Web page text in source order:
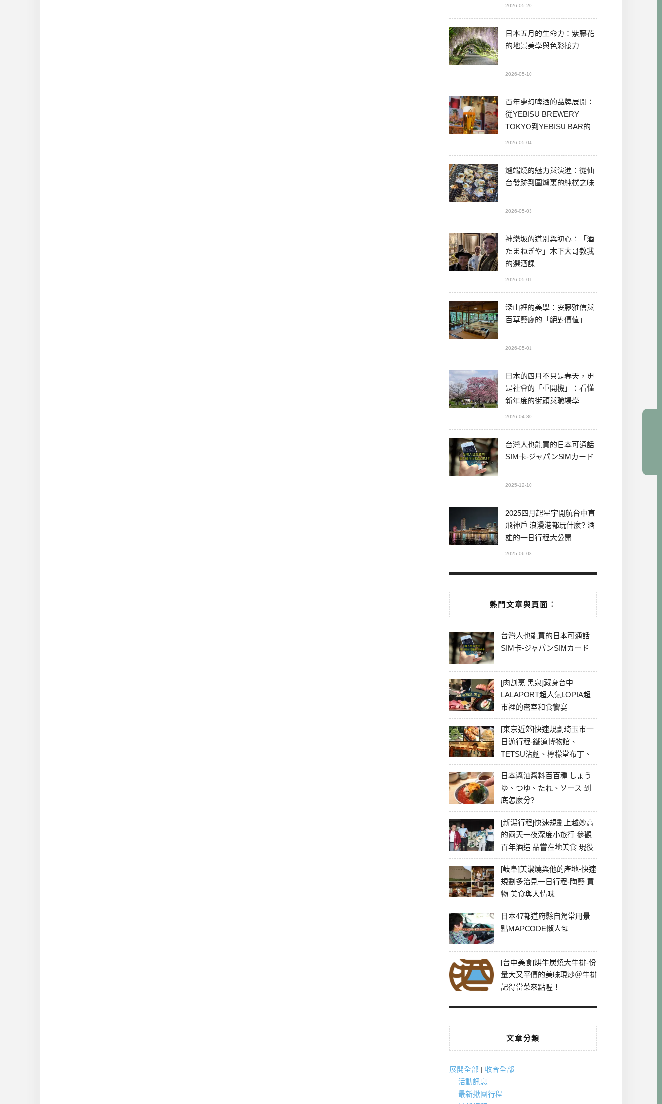
2026-05-20
日本五月的生命力：紫藤花
的地景美學與色彩接力
2026-05-10
百年夢幻啤酒的品牌展開：
從YEBISU BREWERY
TOKYO到YEBISU BAR的
2026-05-04
爐端燒的魅力與演進：從仙
台發跡到圍爐裏的純樸之味
2026-05-03
神樂坂的道別與初心：「酒
たまねぎや」木下大哥教我
的選酒課
2026-05-01
深山裡的美學：安藤雅信與
百草藝廊的「絕對價值」
2026-05-01
日本的四月不只是春天，更
是社會的「重開機」：看懂
新年度的街頭與職場學
2026-04-30
台灣人也能買的日本可通話
SIM卡-ジャパンSIMカード
2025-12-10
2025四月起星宇開航台中直
飛神戶 浪漫港都玩什麼? 酒
雄的一日行程大公開
2025-06-08
熱門文章與頁面︰
台灣人也能買的日本可通話
SIM卡-ジャパンSIMカード
[肉割烹 黑泉]藏身台中
LALAPORT超人氣LOPIA超
市裡的密室和食饗宴
[東京近郊]快速規劃琦玉市一
日遊行程-鐵道博物館、
TETSU沾麵、檸檬堂布丁、
冰川神社、美食彙整
日本醬油醬料百百種 しょう
ゆ、つゆ、たれ、ソース 到
底怎麼分?
[新潟行程]快速規劃上越妙高
的兩天一夜深度小旅行 參觀
百年酒造 品嘗在地美食 現役
最老牌電影院
[岐阜]美濃燒與他的產地-快速
規劃多治見一日行程-陶藝 買
物 美食與人情味
日本47都道府縣自駕常用景
點MAPCODE懶人包
[台中美食]烘牛炭燒大牛排-份
量大又平價的美味現炒＠牛排
記得當菜來點喔！
文章分類
展開全部 | 收合全部
活動訊息
最新揪團行程